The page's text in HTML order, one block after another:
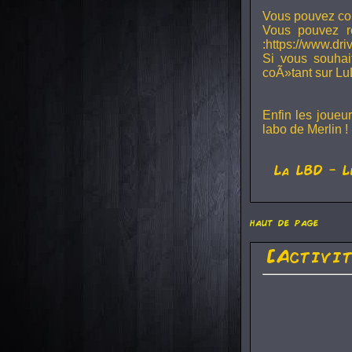
Vous pouvez
Vous pouvez
:https://
Si vous
coÃ»tant sur
Enfin les
labo de Merlin !
La LBD -
haut de page